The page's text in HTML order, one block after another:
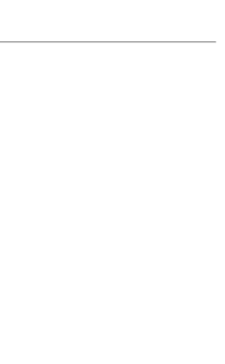
Bauweiße sehr gut
geschützt.
ausziehen ohne zu
dienen der Unterstützung